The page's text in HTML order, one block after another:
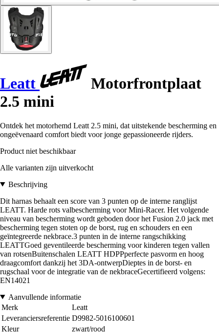
Leatt
Motorfrontplaat
2.5 mini
Ontdek het motorhemd Leatt 2.5 mini, dat uitstekende bescherming en
ongeëvenaard comfort biedt voor jonge gepassioneerde rijders.
Product niet beschikbaar
Alle varianten zijn uitverkocht
Beschrijving
Dit harnas behaalt een score van 3 punten op de interne ranglijst
LEATT. Harde rots valbescherming voor Mini-Racer. Het volgende
niveau van bescherming wordt geboden door het Fusion 2.0 jack met
bescherming tegen stoten op de borst, rug en schouders en een
geïntegreerde nekbrace.3 punten in de interne rangschikking
LEATTGoed geventileerde bescherming voor kinderen tegen vallen
van rotsenBuitenschalen LEATT HDPPperfecte pasvorm en hoog
draagcomfort dankzij het 3DA-ontwerpDieptes in de borst- en
rugschaal voor de integratie van de nekbraceGecertifieerd volgens:
EN14021
Aanvullende informatie
Merk
Leatt
Leveranciersreferentie D9982-5016100601
Kleur
zwart/rood